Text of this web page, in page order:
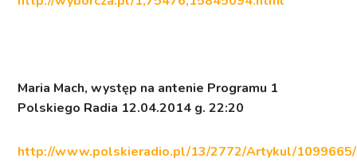
Maria Mach, występ na antenie Programu 1
Polskiego Radia 12.04.2014 g. 22:20
http://www.polskieradio.pl/13/2772/Artykul/1099665/